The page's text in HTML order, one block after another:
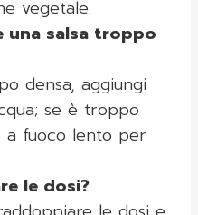
vegetale.
una salsa troppo
densa, aggiungi
se è troppo
a fuoco lento per
le dosi?